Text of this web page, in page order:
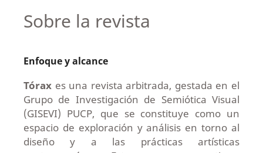
Sobre la revista
Enfoque y alcance
Tóraxes una revista arbitrada, gestada en el
Grupo de Investigación de Semiótica Visual
(GISEVI) PUCP, que se constituye como un
espacio de exploración y análisis en torno al
diseño y a las prácticas artísticas